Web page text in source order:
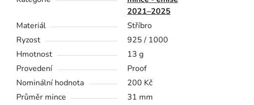
2021–2025
Materiál
Stříbro
Ryzost
925 / 1000
Hmotnost
13 g
Provedení
Proof
Nominální hodnota
200 Kč
Průměr mince
31 mm